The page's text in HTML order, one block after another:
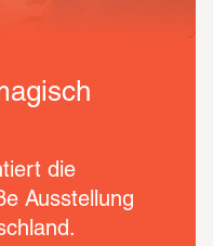
die
Ausstellung